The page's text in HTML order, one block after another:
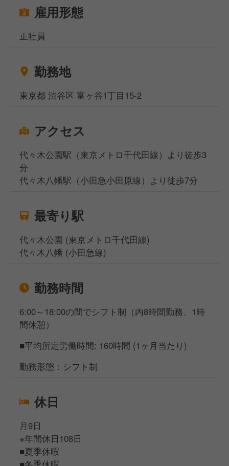
雇用形態
正社員
勤務地
東京都 渋谷区 富ヶ谷1丁目15-2
アクセス
代々木公園駅（東京メトロ千代田線）より徒歩3
分
代々木八幡駅（小田急小田原線）より徒歩7分
最寄り駅
代々木公園 (東京メトロ千代田線)
代々木八幡 (小田急線)
勤務時間
6:00～18:00の間でシフト制（内8時間勤務、1時
間休憩）
■平均所定労働時間: 160時間 (1ヶ月当たり)
勤務形態：シフト制
休日
月9日
※年間休日108日
■夏季休暇